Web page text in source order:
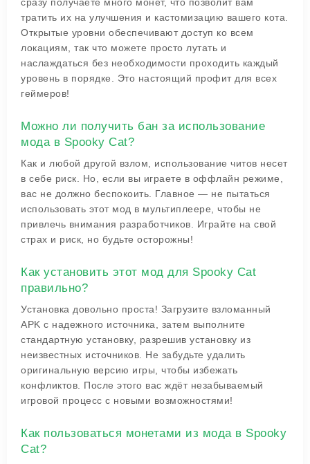
тратить их на улучшения и кастомизацию вашего кота.
Открытые уровни обеспечивают доступ ко всем
локациям, так что можете просто лутать и
наслаждаться без необходимости проходить каждый
уровень в порядке. Это настоящий профит для всех
геймеров!
Можно ли получить бан за использование
мода в Spooky Cat?
Как и любой другой взлом, использование читов несет
в себе риск. Но, если вы играете в оффлайн режиме,
вас не должно беспокоить. Главное — не пытаться
использовать этот мод в мультиплеере, чтобы не
привлечь внимания разработчиков. Играйте на свой
страх и риск, но будьте осторожны!
Как установить этот мод для Spooky Cat
правильно?
Установка довольно проста! Загрузите взломанный
APK с надежного источника, затем выполните
стандартную установку, разрешив установку из
неизвестных источников. Не забудьте удалить
оригинальную версию игры, чтобы избежать
конфликтов. После этого вас ждёт незабываемый
игровой процесс с новыми возможностями!
Как пользоваться монетами из мода в Spooky
Cat?